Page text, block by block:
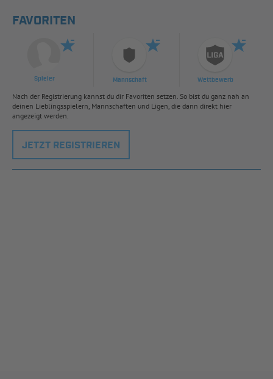
FAVORITEN
Spieler Mannschaft Wettbewerb
Nach der Registrierung kannst du dir Favoriten setzen. So bist du ganz nah an
deinen Lieblingsspielern, Mannschaften und Ligen, die dann direkt hier
angezeigt werden.
JETZT REGISTRIEREN